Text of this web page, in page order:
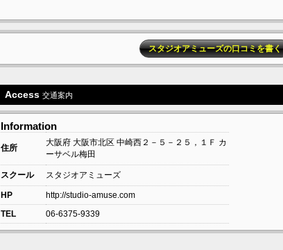
スタジオアミューズの口コミを書く
Access 交通案内
Information
住所
大阪府 大阪市北区 中崎西２－５－２５，１Ｆ カ
ーサベル梅田
スクール スタジオアミューズ
HP
http://studio-amuse.com
TEL
06-6375-9339